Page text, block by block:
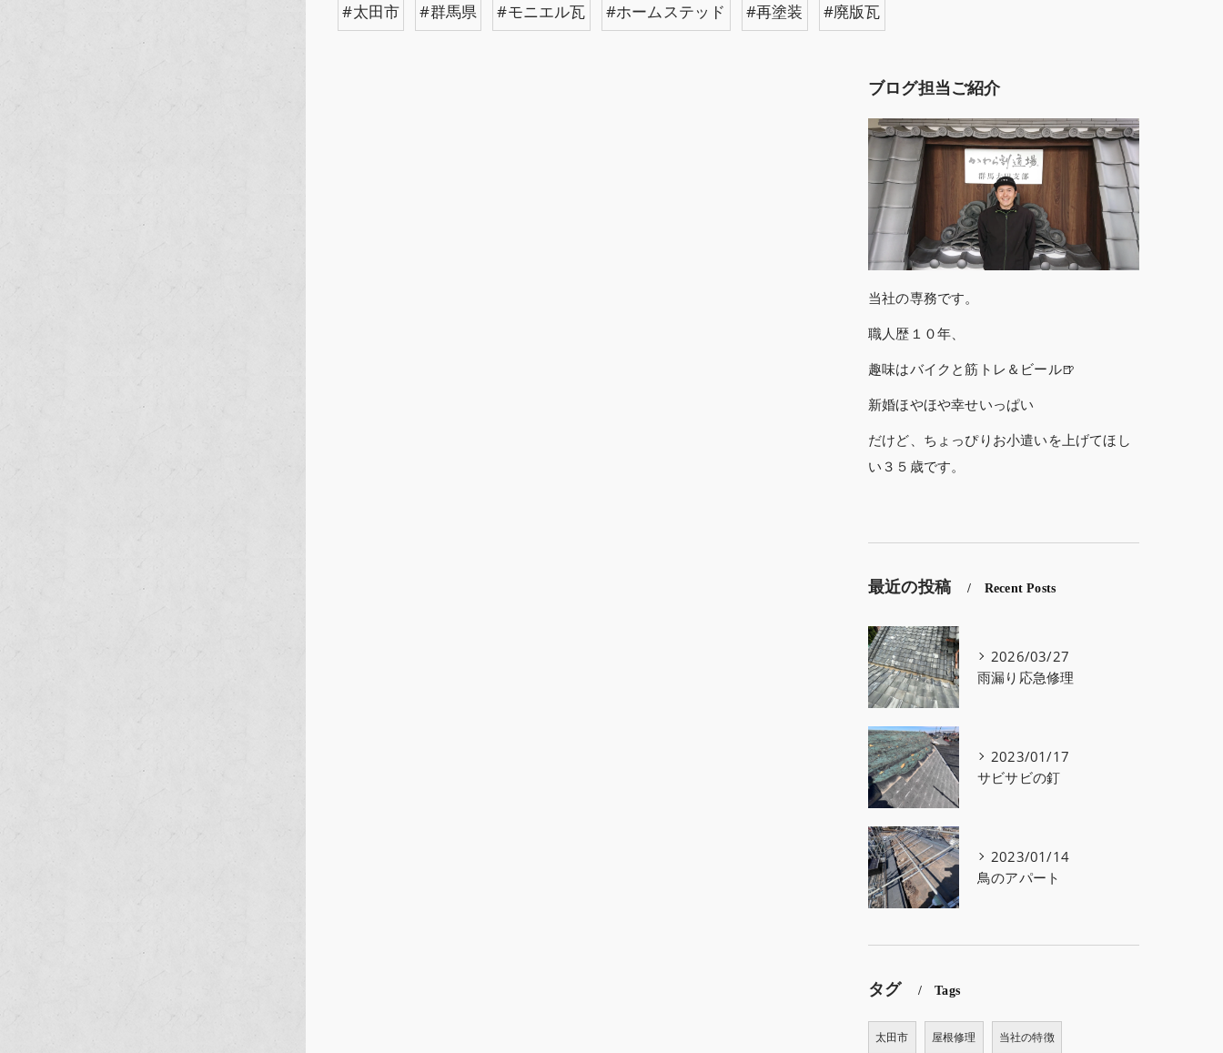
#太田市 #群馬県 #モニエル瓦 #ホームステッド #再塗装 #廃版瓦
ブログ担当ご紹介
当社の専務です。
職人歴１０年、
趣味はバイクと筋トレ＆ビール🍺
新婚ほやほや幸せいっぱい
だけど、ちょっぴりお小遣いを上げてほし
い３５歳です。
最近の投稿 Recent Posts
2026/03/27
雨漏り応急修理
2023/01/17
サビサビの釘
2023/01/14
鳥のアパート
タグ Tags
太田市 屋根修理 当社の特徴